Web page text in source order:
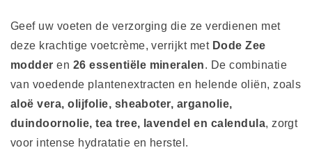
Geef uw voeten de verzorging die ze verdienen met
deze krachtige voetcrème, verrijkt met Dode Zee
modder en 26 essentiële mineralen. De combinatie
van voedende plantenextracten en helende oliën, zoals
aloë vera, olijfolie, sheaboter, arganolie,
duindoornolie, tea tree, lavendel en calendula, zorgt
voor intense hydratatie en herstel.